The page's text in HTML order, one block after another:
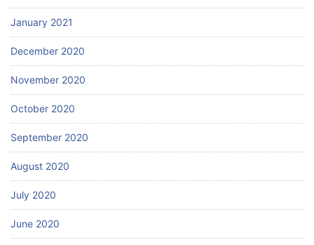
January 2021
December 2020
November 2020
October 2020
September 2020
August 2020
July 2020
June 2020